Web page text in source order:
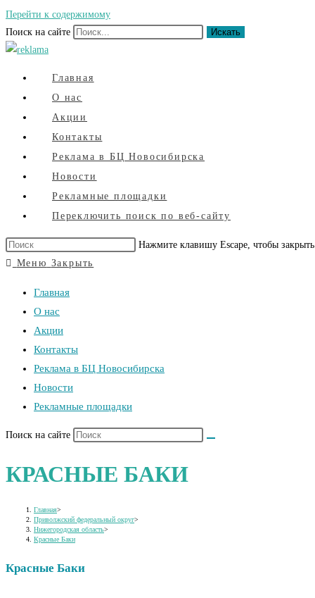
Перейти к содержимому
Поиск на сайте
Искать
Главная
О нас
Акции
Контакты
Реклама в БЦ Новосибирска
Новости
Рекламные площадки
Переключить поиск по веб-сайту
Нажмите клавишу Escape, чтобы
Меню Закрыть
Главная
О нас
Акции
Контакты
Реклама в БЦ Новосибирска
Новости
Рекламные площадки
Поиск на сайте
КРАСНЫЕ БАКИ
Главная>
Приволжский федеральный округ>
Нижегородская область>
Красные Баки
Красные Баки